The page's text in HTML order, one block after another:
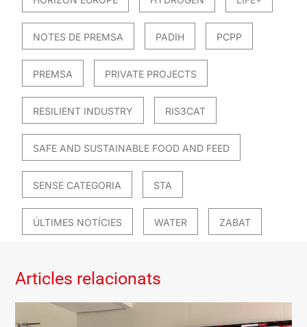
NOTES DE PREMSA PADIH PCPP
PREMSA PRIVATE PROJECTS
RESILIENT INDUSTRY RIS3CAT
SAFE AND SUSTAINABLE FOOD AND FEED
SENSE CATEGORIA STA
ÚLTIMES NOTÍCIES WATER ZABAT
Articles relacionats